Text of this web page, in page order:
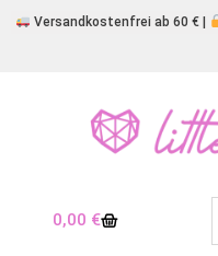
Versandkostenfrei ab 60 € |
0,00 €